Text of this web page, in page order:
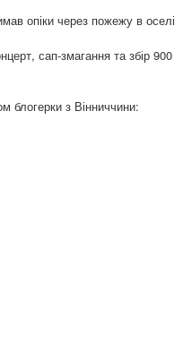
опіки через пожежу в оселі
сап-змагання та збір 900
блогерки з Вінниччини: